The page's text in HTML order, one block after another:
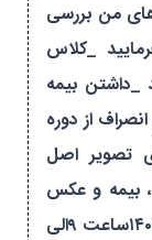
من بررسی
_کلاس
بیمه
از دوره
تصویر اصل
بیمه و عکس
پرسنلی الزامی است. تاریخ برگزاری ۱۴۰۵/۰۴/۱۰ساعت ۹الی